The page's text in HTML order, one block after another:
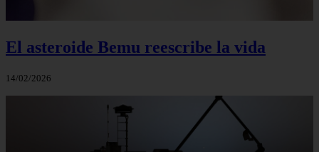
El asteroide Bemu reescribe la vida
14/02/2026